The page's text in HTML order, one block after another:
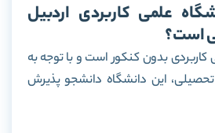
علمی کاربردی اردبیل
است؟
بدون کنکور است و با توجه به
این دانشگاه دانشجو پذیرش